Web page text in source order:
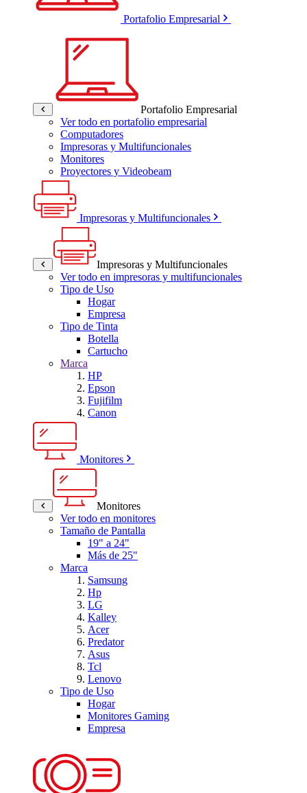
Portafolio Empresarial
Portafolio Empresarial
Ver todo en portafolio empresarial
Computadores
Impresoras y Multifuncionales
Monitores
Proyectores y Videobeam
Impresoras y Multifuncionales
Impresoras y Multifuncionales
Ver todo en impresoras y multifuncionales
Tipo de Uso
Hogar
Empresa
Tipo de Tinta
Botella
Cartucho
Marca
HP
Epson
Fujifilm
Canon
Monitores
Monitores
Ver todo en monitores
Tamaño de Pantalla
19" a 24"
Más de 25"
Marca
Samsung
Hp
LG
Kalley
Acer
Predator
Asus
Tcl
Lenovo
Tipo de Uso
Hogar
Monitores Gaming
Empresa